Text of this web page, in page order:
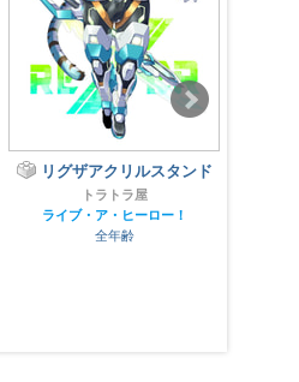
KAJIKA-DOODLE
カジカリウム
ケモノ
成人指定